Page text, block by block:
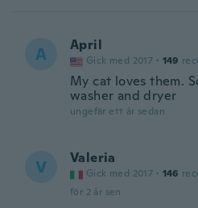
A April
Gick med 2017 · 149
My cat loves them.
washer and dryer
ungefär ett år sedan
V Valeria
Gick med 2017 · 146
för 2 år sen